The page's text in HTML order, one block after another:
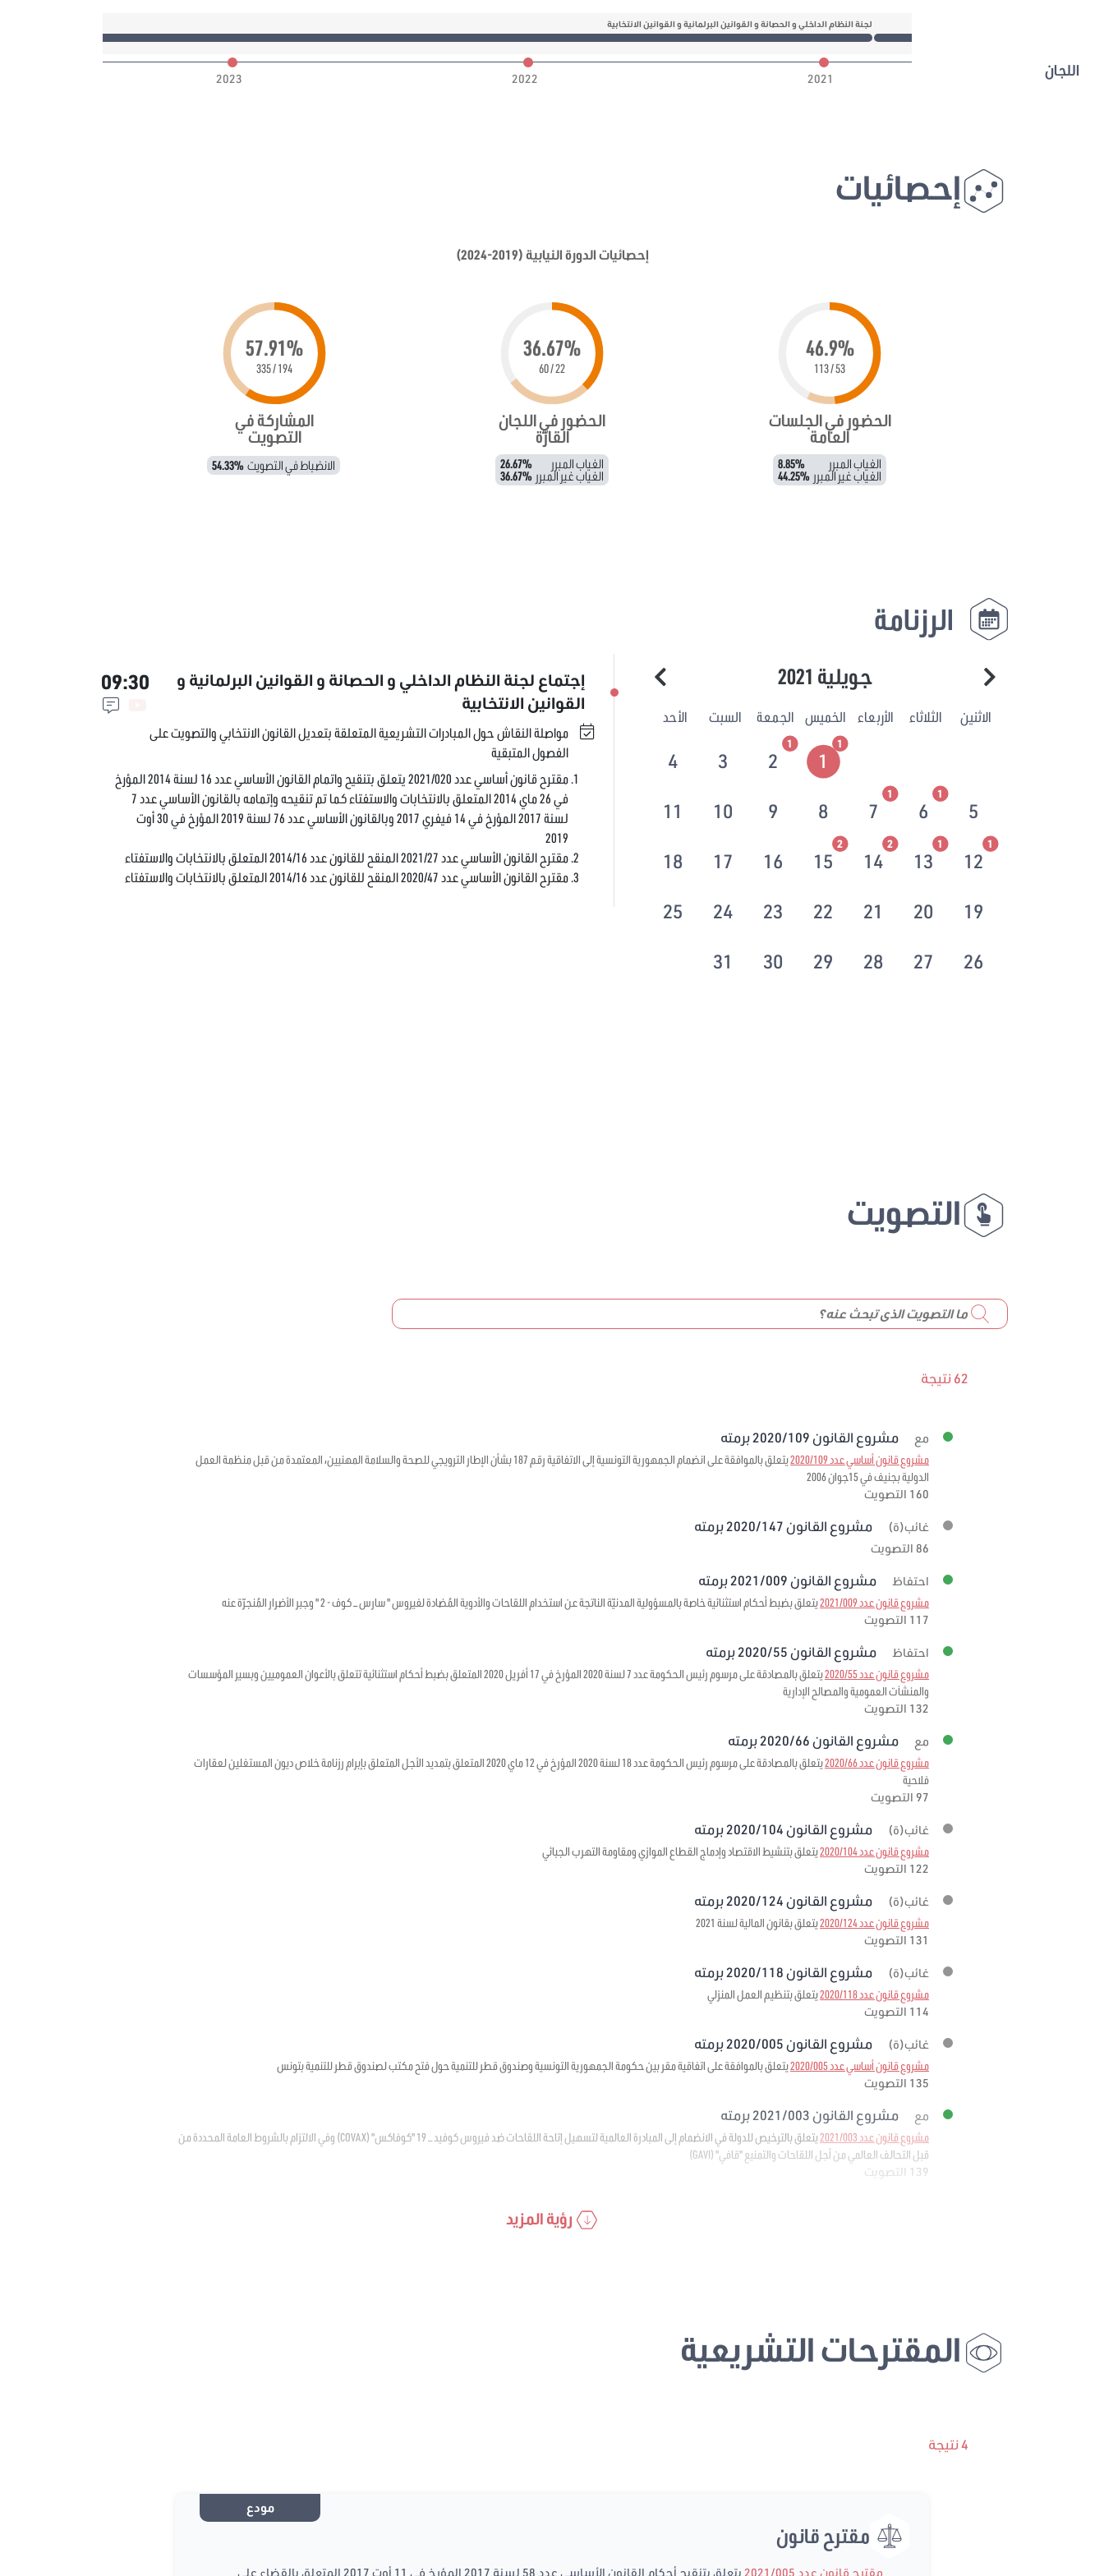
اللجان
لجنة النظام الداخلي و الحصانة و القوانين البرلمانية و القوانين الانتخابية
2021
2022
2023
إحصائيات
إحصائيات الدورة النيابية (2019-2024)
46.9%
53 / 113
الحضور في الجلسات
العامة
الغياب المبرر 8.85%
الغياب غير المبرر 44.25%
36.67%
22 / 60
الحضور في اللجان
القارّة
الغياب المبرر 26.67%
الغياب غير المبرر 36.67%
57.91%
194 / 335
المشاركة في
التصويت
الانضباط في التصويت 54.33%
الرزنامة
جويلية 2021
الاثنين الثلاثاء الأربعاء الخميس الجمعة السبت الأحد
1
1
2
1
3
4
5
6
1
7
1
8
9
10
11
12
1
13
1
14
2
15
2
16
17
18
19
20
21
22
23
24
25
26
27
28
29
30
31
إجتماع لجنة النظام الداخلي و الحصانة و القوانين البرلمانية و
القوانين الانتخابية
09:30
مواصلة النقاش حول المبادرات التشريعية المتعلقة بتعديل القانون الانتخابي والتصويت على
الفصول المتبقية
مقترح قانون أساسي عدد 2021/020 يتعلق بتنقيح واتمام القانون الأساسي عدد 16 لسنة 2014 المؤرخ
في 26 ماي 2014 المتعلق بالانتخابات والاستفتاء كما تم تنقيحه وإتمامه بالقانون الأساسي عدد 7
لسنة 2017 المؤرخ في 14 فيفري 2017 وبالقانون الأساسي عدد 76 لسنة 2019 المؤرخ في 30 أوت
2019
مقترح القانون الأساسي عدد 2021/27 المنقح للقانون عدد 2014/16 المتعلق بالانتخابات والاستفتاء
مقترح القانون الأساسي عدد 2020/47 المنقح للقانون عدد 2014/16 المتعلق بالانتخابات والاستفتاء
التصويت
62 نتيجة
مع مشروع القانون 2020/109 برمته
مشروع قانون أساسي عدد 2020/109
يتعلق بالموافقة على انضمام الجمهورية التونسية إلى الاتفاقية رقم 187 بشأن الإطار الترويجي للصحة والسلامة المهنيين، المعتمدة من قبل منظمة العمل
الدولية بجنيف في 15جوان 2006
160 التصويت
غائب(ة) مشروع القانون 2020/147 برمته
86 التصويت
احتفاظ مشروع القانون 2021/009 برمته
مشروع قانون عدد 2021/009
يتعلق بضبط أحكام استثنائية خاصة بالمسؤولية المدنيّة الناتجة عن استخدام اللقاحات والأدوية المُضادة لفيروس " سارس – كوف - 2 " وجبر الأضرار المُنجرّة عنه
117 التصويت
احتفاظ مشروع القانون 2020/55 برمته
مشروع قانون عدد 2020/55
يتعلق بالمصادقة على مرسوم رئيس الحكومة عدد 7 لسنة 2020 المؤرخ في 17 أفريل 2020 المتعلق بضبط أحكام استثنائية تتعلق بالأعوان العموميين وبسير المؤسسات
والمنشآت العمومية والمصالح الإدارية
132 التصويت
مع مشروع القانون 2020/66 برمته
مشروع قانون عدد 2020/66
يتعلق بالمصادقة على مرسوم رئيس الحكومة عدد 18 لسنة 2020 المؤرخ في 12 ماي 2020 المتعلق بتمديد الأجل المتعلق بإبرام رزنامة خلاص ديون المستغلين لعقارات
فلاحية
97 التصويت
غائب(ة) مشروع القانون 2020/104 برمته
مشروع قانون عدد 2020/104
يتعلق بتنشيط الاقتصاد وإدماج القطاع الموازي ومقاومة التهرب الجبائي
122 التصويت
غائب(ة) مشروع القانون 2020/124 برمته
مشروع قانون عدد 2020/124
يتعلق بقانون المالية لسنة 2021
131 التصويت
غائب(ة) مشروع القانون 2020/118 برمته
مشروع قانون عدد 2020/118
يتعلق بتنظيم العمل المنزلي
114 التصويت
غائب(ة) مشروع القانون 2020/005 برمته
مشروع قانون أساسي عدد 2020/005
يتعلق بالموافقة على اتفاقية مقر بين حكومة الجمهورية التونسية وصندوق قطر للتنمية حول فتح مكتب لصندوق قطر للتنمية بتونس
135 التصويت
مع مشروع القانون 2021/003 برمته
مشروع قانون عدد 2021/003
يتعلق بالترخيص للدولة في الانضمام إلى المبادرة العالمية لتسهيل إتاحة اللقاحات ضد فيروس كوفيد – 19 "كوفاكس" (COVAX) وفي الالتزام بالشروط العامة المحددة من
قبل التحالف العالمي من أجل اللقاحات والتمنيع "قافي" (GAVI)
139 التصويت
رؤية المزيد
المقترحات التشريعية
4 نتيجة
مودع
مقترح قانون
مقترح قانون عدد 2021/005 يتعلق بتنقيح أحكام القانون الأساسي عدد 58 لسنة 2017 المؤرخ في 11 أوت 2017 المتعلق بالقضاء على